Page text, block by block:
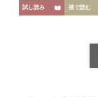
芸能
試し読み 後で読む